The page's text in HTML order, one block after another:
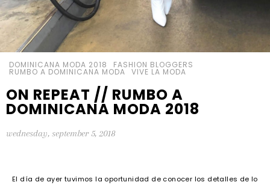
DOMINICANA MODA 2018 FASHION BLOGGERS
RUMBO A DOMINICANA MODA VIVE LA MODA
ON REPEAT // RUMBO A
DOMINICANA MODA 2018
wednesday, september 5, 2018
El día de ayer tuvimos la oportunidad de conocer los detalles de lo